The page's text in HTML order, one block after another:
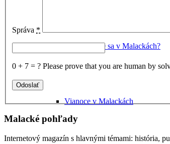
Dorozumiete sa v Malackách?
Vianoce v Malackách
Správa *
0 + 7 = ? Please prove that you are human by
Malacké pohľady
Internetový magazín s hlavnými témami: história,